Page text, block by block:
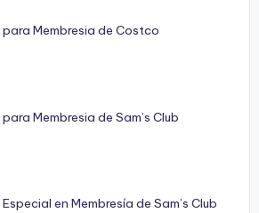
Membresia de Costco
Membresia de Sam’s Club
en Membresía de Sam’s Club